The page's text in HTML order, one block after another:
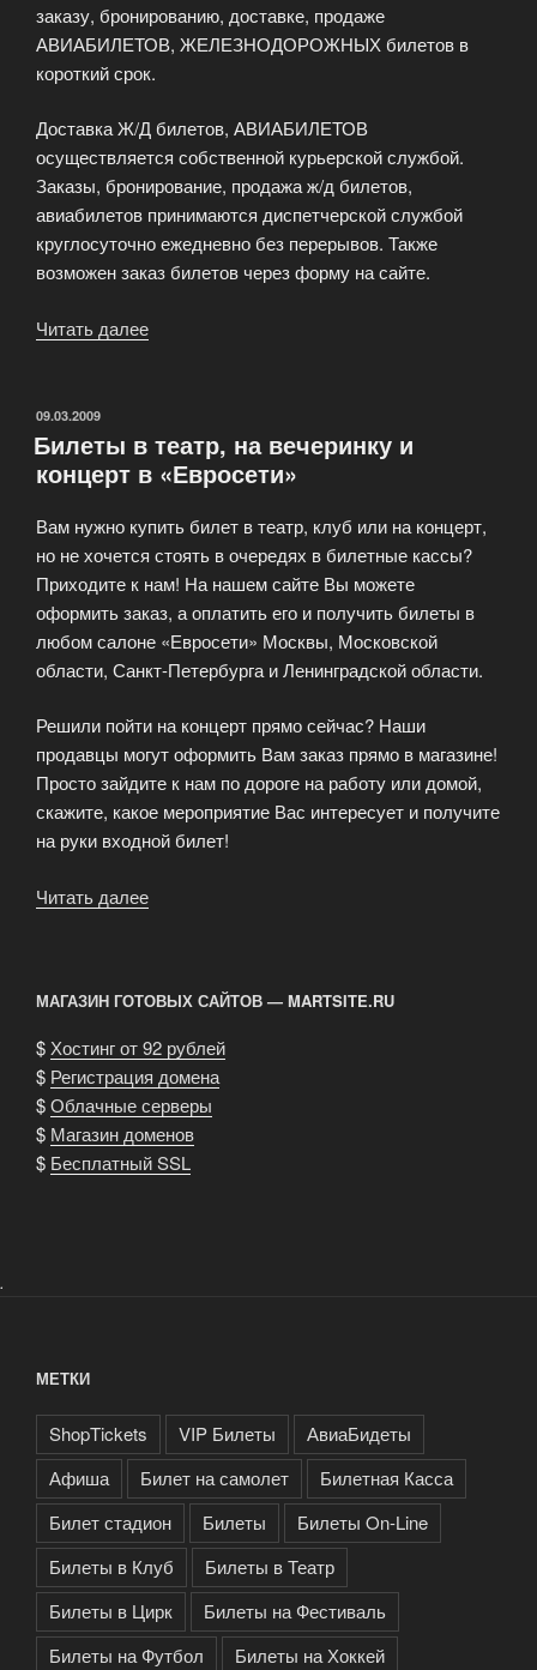
заказу, бронированию, доставке, продаже
АВИАБИЛЕТОВ, ЖЕЛЕЗНОДОРОЖНЫХ билетов в
короткий срок.
Доставка Ж/Д билетов, АВИАБИЛЕТОВ
осуществляется собственной курьерской службой.
Заказы, бронирование, продажа ж/д билетов,
авиабилетов принимаются диспетчерской службой
круглосуточно ежедневно без перерывов. Также
возможен заказ билетов через форму на сайте.
Читать далее
и
авиабилетов»
ОПУБЛИКОВАНО
09.03.2009
Билеты в театр, на вечеринку и
концерт в «Евросети»
Вам нужно купить билет в театр, клуб или на концерт,
но не хочется стоять в очередях в билетные кассы?
Приходите к нам! На нашем сайте Вы можете
оформить заказ, а оплатить его и получить билеты в
любом салоне «Евросети» Москвы, Московской
области, Санкт-Петербурга и Ленинградской области.
Решили пойти на концерт прямо сейчас? Наши
продавцы могут оформить Вам заказ прямо в магазине!
Просто зайдите к нам по дороге на работу или домой,
скажите, какое мероприятие Вас интересует и получите
на руки входной билет!
Читать далее
вечеринку
и
концерт
в
«Евросети»»
МАГАЗИН ГОТОВЫХ САЙТОВ — MARTSITE.RU
$ Хостинг от 92 рублей
$ Регистрация домена
$Облачные серверы
$ Магазин доменов
$ Бесплатный SSL
.
МЕТКИ
ShopTickets VIP Билеты
АвиаБидеты
Афиша
Билет на самолет
Билетная Касса
Билет стадион
Билеты
Билеты On-Line
Билеты в Клуб
Билеты в Театр
Билеты в Цирк
Билеты на Фестиваль
Билеты на Футбол
Билеты на Хоккей